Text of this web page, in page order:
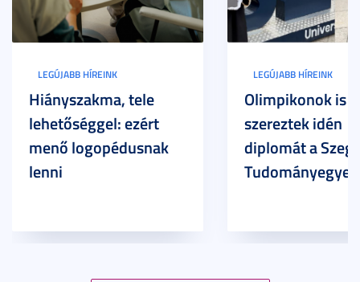
LEGÚJABB HÍREINK
Hiányszakma, tele
lehetőséggel: ezért
menő logopédusnak
lenni
LEGÚJABB HÍREINK
Olimpikonok is
szereztek idén
diplomát a